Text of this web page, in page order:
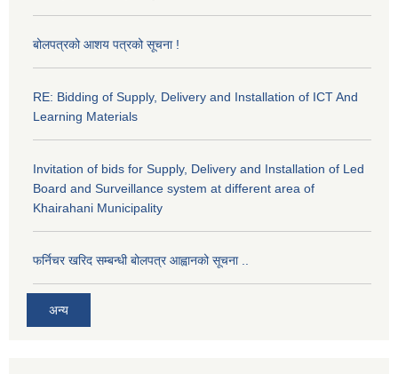
बोलपत्रको आशय पत्रको सूचना !
RE: Bidding of Supply, Delivery and Installation of ICT And
Learning Materials
Invitation of bids for Supply, Delivery and Installation of Led
Board and Surveillance system at different area of
Khairahani Municipality
फर्निचर खरिद सम्बन्धी बोलपत्र आह्वानको सूचना ..
अन्य